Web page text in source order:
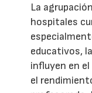
La
hospitales
educativos,
influyen en
el